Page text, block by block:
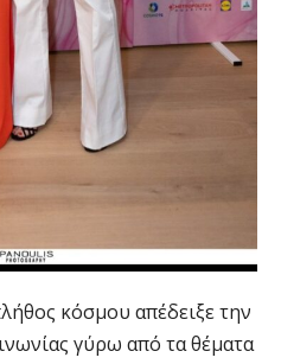
κόσμου απέδειξε την
γύρω από τα θέματα